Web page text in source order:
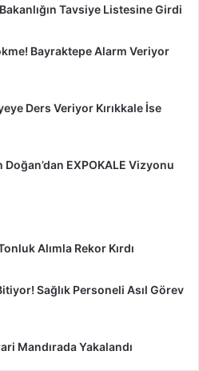
Tavsiye Listesine Girdi
Bayraktepe Alarm Veriyor
Ders Veriyor Kırıkkale İse
Doğan’dan EXPOKALE Vizyonu
Alımla Rekor Kırdı
Sağlık Personeli Asıl Görev
Mandırada Yakalandı